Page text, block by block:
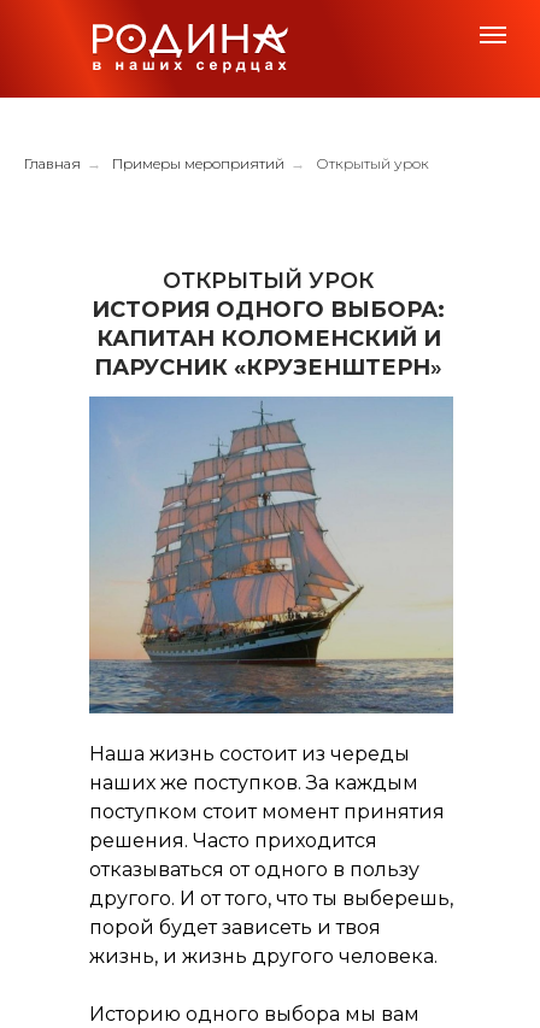
Главная → Примеры мероприятий → Открытый урок
ОТКРЫТЫЙ УРОК
ИСТОРИЯ ОДНОГО ВЫБОРА:
КАПИТАН КОЛОМЕНСКИЙ И
ПАРУСНИК «КРУЗЕНШТЕРН»
Наша жизнь состоит из череды
наших же поступков. За каждым
поступком стоит момент принятия
решения. Часто приходится
отказываться от одного в пользу
другого. И от того, что ты выберешь,
порой будет зависеть и твоя
жизнь, и жизнь другого человека.
Историю одного выбора мы вам